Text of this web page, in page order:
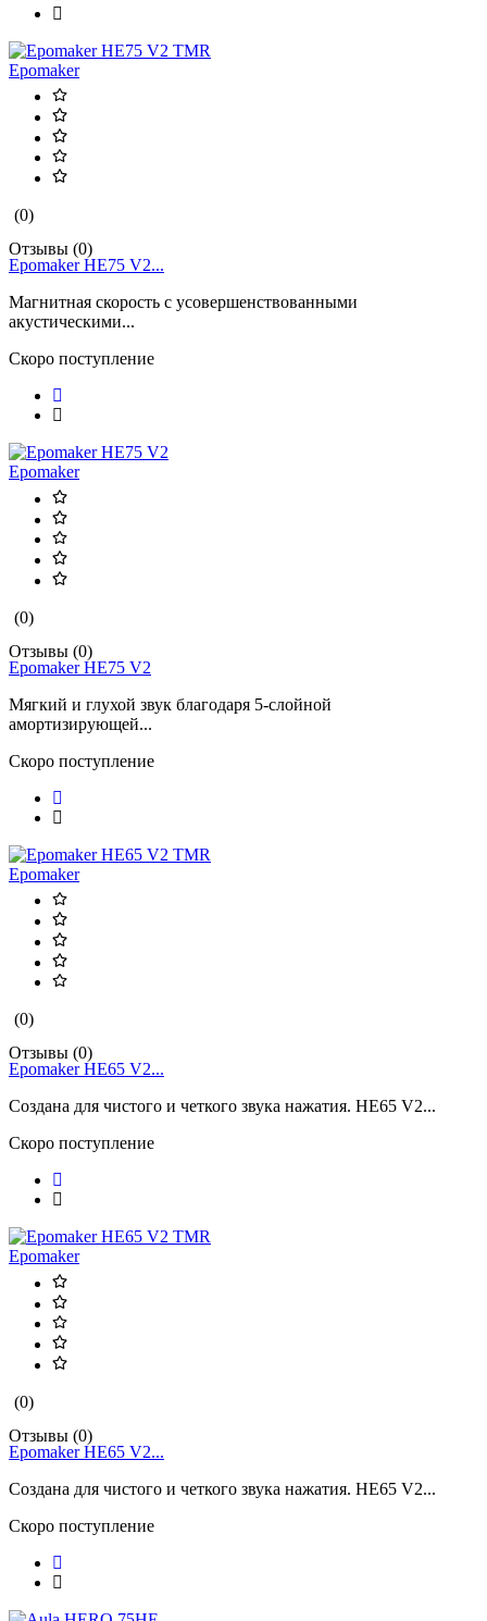
Epomaker
(0)
Отзывы (0)
Epomaker HE75 V2...
Магнитная скорость с усовершенствованными
акустическими...
Скоро поступление
Epomaker
(0)
Отзывы (0)
Epomaker HE75 V2
Мягкий и глухой звук благодаря 5-слойной
амортизирующей...
Скоро поступление
Epomaker
(0)
Отзывы (0)
Epomaker HE65 V2...
Создана для чистого и четкого звука нажатия. HE65 V2...
Скоро поступление
Epomaker
(0)
Отзывы (0)
Epomaker HE65 V2...
Создана для чистого и четкого звука нажатия. HE65 V2...
Скоро поступление